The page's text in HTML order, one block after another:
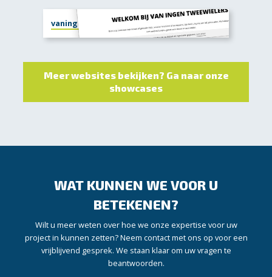
vaningentweewielers.nl
Meer websites bekijken? Ga naar onze
showcases
WAT KUNNEN WE VOOR U
BETEKENEN?
Wilt u meer weten over hoe we onze expertise voor uw
project in kunnen zetten? Neem contact met ons op voor een
vrijblijvend gesprek. We staan klaar om uw vragen te
beantwoorden.